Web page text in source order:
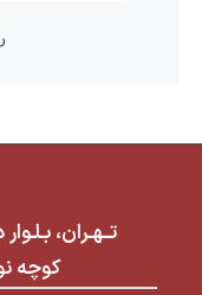
تــهـران،
کوچه